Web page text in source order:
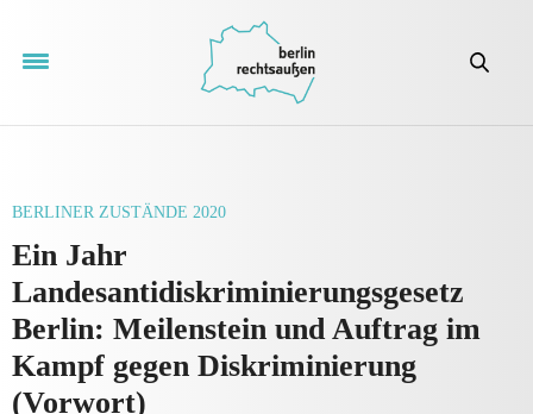
BERLINER ZUSTÄNDE 2020
Ein Jahr
Landesantidiskriminierungsgesetz
Berlin: Meilenstein und Auftrag im
Kampf gegen Diskriminierung
(Vorwort)